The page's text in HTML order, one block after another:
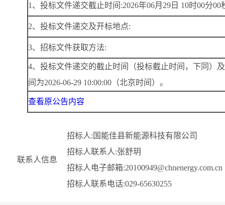
1、投标文件递交截止时间:2026年06月29日 10时00分00
2、投标文件递交及开标地点:
3、招标文件获取方法:
4、投标文件递交的截止时间（投标截止时间，下同）
间为2026-06-29 10:00:00（北京时间）。
查看原公告内容
联系人信息
招标人:国能佳县新能源科技有限公司
招标人联系人:张舒玥
招标人电子邮箱:20100949@chnenergy.com.cn
招标人联系电话:029-65630255